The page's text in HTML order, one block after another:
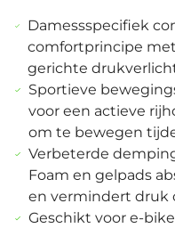
Damessspecifiek
comfortprincipe
gerichte
Sportieve
voor een actieve
om te bewegen
Verbeterde
Foam en gelpads
en vermindert druk
Geschikt voor e-